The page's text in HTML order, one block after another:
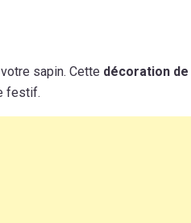
sapin. Cette décoration de
festif.